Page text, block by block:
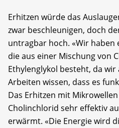
Erhitzen würde das
zwar beschleunigen, doch
untragbar hoch. «Wir haben
die aus einer Mischung von
Ethylenglykol besteht, da
Arbeiten wissen, dass es
Das Erhitzen mit
Cholinchlorid sehr effektiv
erwärmt. «Die Energie wird